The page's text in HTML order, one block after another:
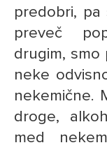
predobri, pa
preveč
drugim, smo
neke
nekemične.
droge,
med